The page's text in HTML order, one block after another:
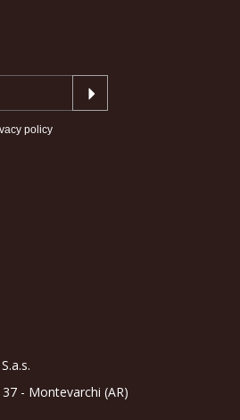
policy
- Montevarchi (AR)